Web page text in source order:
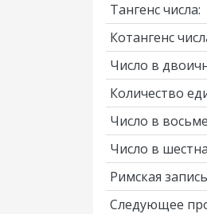
Тангенс числа:
Котангенс
Число в
Количество
Число в
Число в
Римская
Следующее